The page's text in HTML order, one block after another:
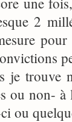
2
je trouve
ou non-
ou